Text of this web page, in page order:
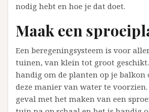
nodig hebt en hoe je dat doet.
Maak een
Een beregeningsysteem is voor
tuinen, van klein tot groot geschikt.
handig om de planten op je balkon
deze manier van water te
geval met het maken van een